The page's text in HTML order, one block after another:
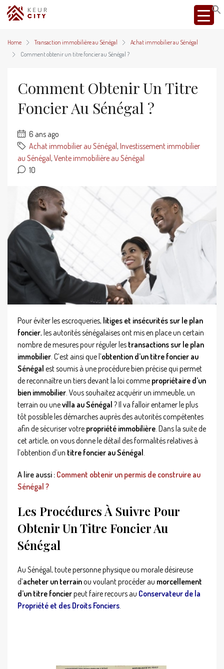
Home Transaction immobilière au Sénégal
Achat immobilier au Sénégal
Comment obtenir un titre foncier au Sénégal ?
Comment Obtenir Un Titre
Foncier Au Sénégal ?
6 ans ago
Achat immobilier au Sénégal , Investissement immobilier
au Sénégal , Vente immobilière au Sénégal
10
Pour éviter les escroqueries, litiges et insécurités sur le plan
foncier, les autorités sénégalaises ont mis en place un certain
nombre de mesures pour réguler les transactions sur le plan
immobilier . C’est ainsi que l’obtention d’un titre foncier au
Sénégal est soumis à une procédure bien précise qui permet
de reconnaître un tiers devant la loi comme propriétaire d’un
bien immobilier . Vous souhaitez acquérir un immeuble, un
terrain ou unevilla au Sénégal ? Il va falloir entamer le plus
tôt possible les démarches auprès des autorités compétentes
afin de sécuriser votre propriété immobilière . Dans la suite de
cet article, on vous donne le détail des formalités relatives à
l’obtention d’un titre foncier au Sénégal
A lire aussi : Comment obtenir un permis de construire au
Sénégal ?
Les Procédures À Suivre Pour
Obtenir Un Titre Foncier Au
Sénégal
Au Sénégal, toute personne physique ou morale désireuse
d’acheter un terrainou voulant procéder au morcellement
d’un titre foncierpeut faire recours au Conservateur de la
Propriété et des Droits Fonciers